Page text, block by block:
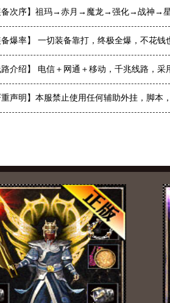
备次序】祖玛→赤月→魔龙→强化→战神→
备爆率】 一切装备靠打，终极全爆，不花钱
路介绍】 电信＋网通＋移动，千兆线路，采
重声明】本服禁止使用任何辅助外挂，脚本